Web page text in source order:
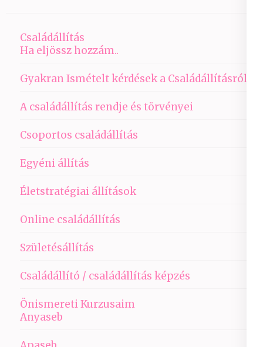
Családállítás
Ha eljössz hozzám..
Gyakran Ismételt kérdések a Családállításról
A családállítás rendje és törvényei
Csoportos családállítás
Egyéni állítás
Életstratégiai állítások
Online családállítás
Születésállítás
Családállító / családállítás képzés
Önismereti Kurzusaim
Anyaseb